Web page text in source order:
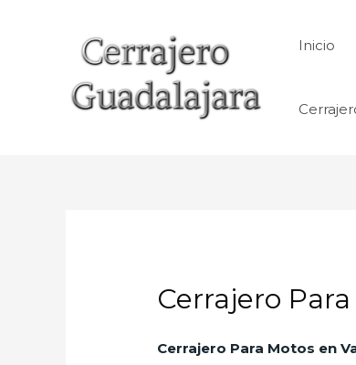
Inicio
Cerrajero
Cerrajero Para Motos en